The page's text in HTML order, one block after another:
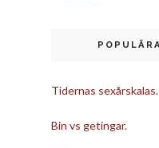
Tidernas sexårskalas.
Bin vs getingar.